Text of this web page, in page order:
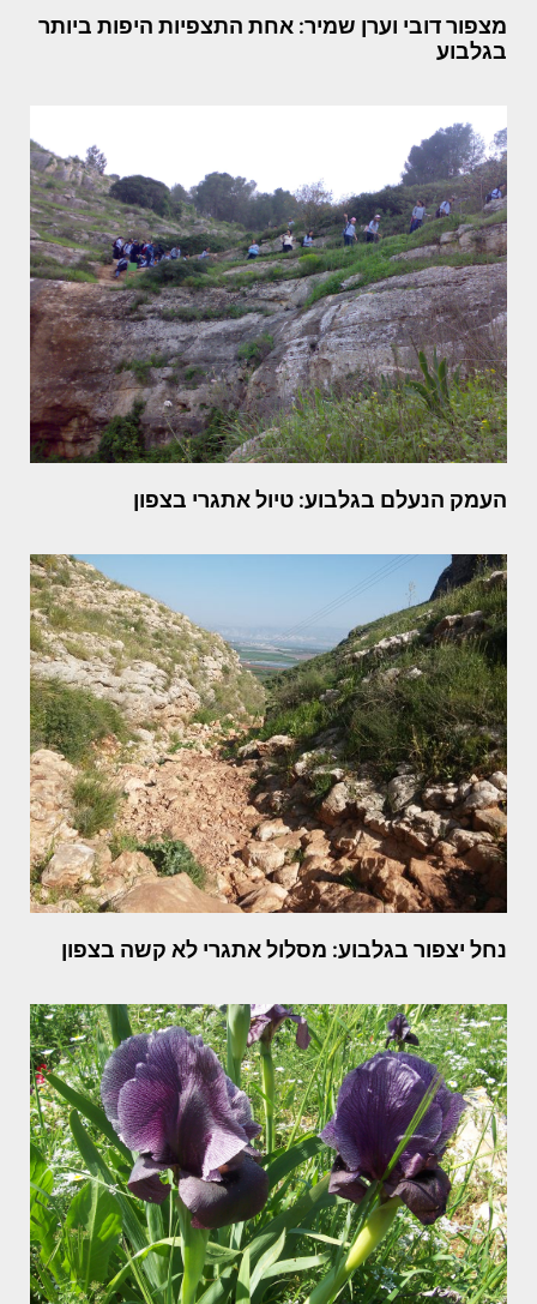
מצפור דובי וערן שמיר: אחת התצפיות היפות ביותר
בגלבוע
העמק הנעלם בגלבוע: טיול אתגרי בצפון
נחל יצפור בגלבוע: מסלול אתגרי לא קשה בצפון